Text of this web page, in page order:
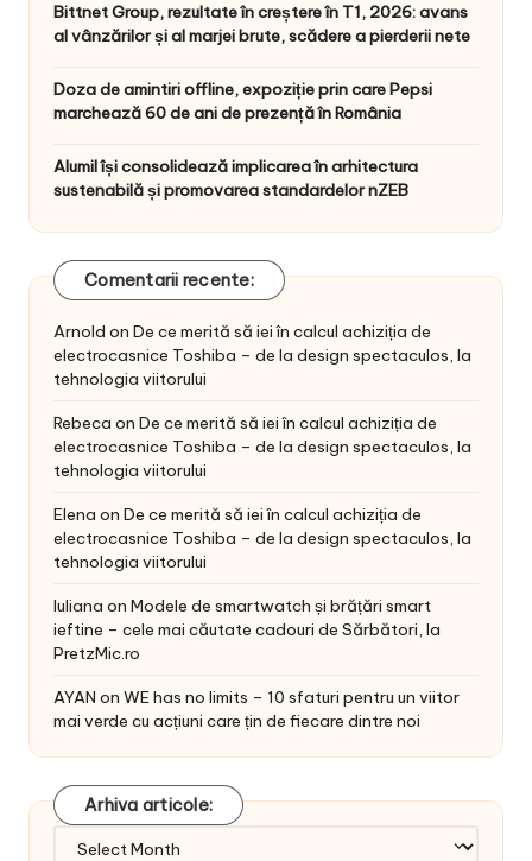
Bittnet Group, rezultate în creștere în T1, 2026: avans
al vânzărilor și al marjei brute, scădere a pierderii nete
Doza de amintiri offline, expoziție prin care Pepsi
marchează 60 de ani de prezență în România
Alumil își consolidează implicarea în arhitectura
sustenabilă și promovarea standardelor nZEB
Comentarii recente:
Arnold on De ce merită să iei în calcul achiziția de
electrocasnice Toshiba – de la design spectaculos, la
tehnologia viitorului
Rebeca on De ce merită să iei în calcul achiziția de
electrocasnice Toshiba – de la design spectaculos, la
tehnologia viitorului
Elena on De ce merită să iei în calcul achiziția de
electrocasnice Toshiba – de la design spectaculos, la
tehnologia viitorului
Iuliana on Modele de smartwatch și brățări smart
ieftine – cele mai căutate cadouri de Sărbători, la
PretzMic.ro
AYAN on WE has no limits – 10 sfaturi pentru un viitor
mai verde cu acțiuni care țin de fiecare dintre noi
Arhiva articole: